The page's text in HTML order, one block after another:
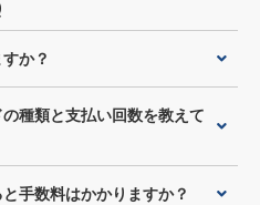
か？
種類と支払い回数を教えて
手数料はかかりますか？